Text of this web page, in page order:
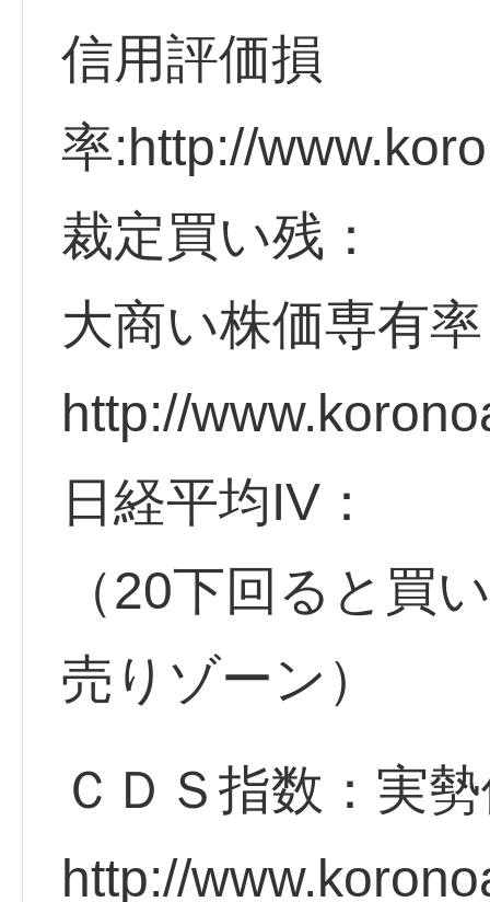
信用評価損
率:http://
裁定買い残：
大商い株価専有
http://
日経平均IV：
（20下回ると買
売りゾーン）
ＣＤＳ指数：実
http://